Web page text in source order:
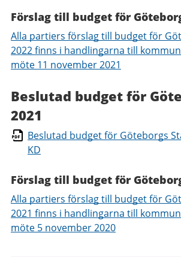
Förslag till budget för
Alla partiers förslag till budget för
2022 finns i handlingarna till
möte 11 november 2021
Beslutad budget för
2021
Beslutad budget för Göteborgs
KD
Förslag till budget för
Alla partiers förslag till budget för
2021 finns i handlingarna till
möte 5 november 2020